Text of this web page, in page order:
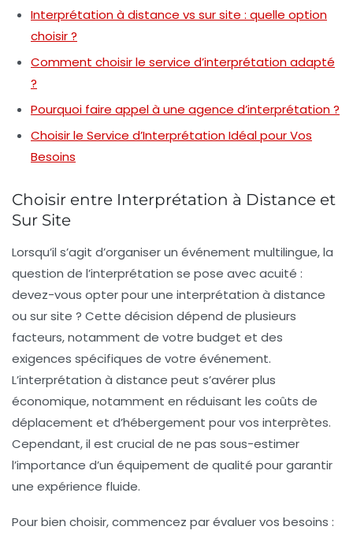
Interprétation à distance vs sur site : quelle option
choisir ?
Comment choisir le service d’interprétation adapté
?
Pourquoi faire appel à une agence d’interprétation ?
Choisir le Service d’Interprétation Idéal pour Vos
Besoins
Choisir entre Interprétation à Distance et
Sur Site
Lorsqu’il s’agit d’organiser un événement multilingue, la
question de l’interprétation se pose avec acuité :
devez-vous opter pour une interprétation à distance
ou sur site ? Cette décision dépend de plusieurs
facteurs, notamment de votre budget et des
exigences spécifiques de votre événement.
L’interprétation à distance peut s’avérer plus
économique, notamment en réduisant les coûts de
déplacement et d’hébergement pour vos interprètes.
Cependant, il est crucial de ne pas sous-estimer
l’importance d’un équipement de qualité pour garantir
une expérience fluide.
Pour bien choisir, commencez par évaluer vos besoins :